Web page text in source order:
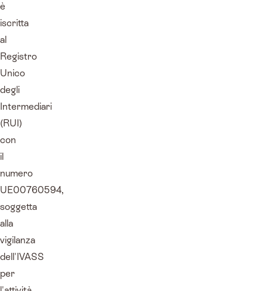
è
iscritta
al
Registro
Unico
degli
Intermediari
(RUI)
con
il
numero
UE00760594,
soggetta
alla
vigilanza
dell'IVASS
per